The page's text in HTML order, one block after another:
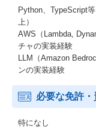
Python、TypeScript
上）
AWS（Lambda,
チャの実装経験
LLM（Amazon
ンの実装経験
必要な免許・
特になし